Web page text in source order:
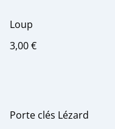
Loup
3,00 €
Porte clés Lézard